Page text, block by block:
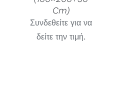
Cm)
Συνδεθείτε για να
δείτε την τιμή.